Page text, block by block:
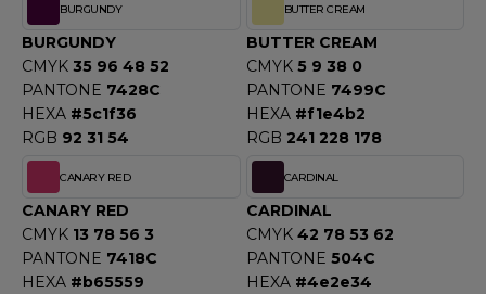
TEXTILE
LEWIS
BURGUNDY
BURGUNDY
CMYK 35 96 48 52
PANTONE 7428C
HEXA #5c1f36
RGB 92 31 54
BUTTER CREAM
BUTTER CREAM
CMYK 5 9 38 0
PANTONE 7499C
HEXA #f1e4b2
RGB 241 228 178
CANARY RED
CANARY RED
CMYK 13 78 56 3
PANTONE 7418C
HEXA #b65559
CARDINAL
CARDINAL
CMYK 42 78 53 62
PANTONE 504C
HEXA #4e2e34